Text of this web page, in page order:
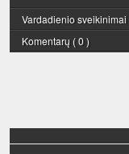
Vardadienio sveikinimai
Komentarų ( 0 )